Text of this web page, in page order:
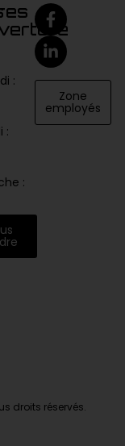
:
:
:
Zone
employés
droits réservés.